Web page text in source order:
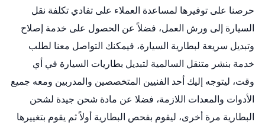
حرصنا على توفيرها لمساعدة العملاء على تفادي تكلفة نقل
السيارة إلى ورش العمل، فضلاً عن الحصول على خدمة إصلاح
وتبديل سريعة لبطارية السيارة، فيمكنك التواصل معنا لطلب
خدمة بنشر متنقل السالمية لتبديل بطاريات السيارة في أي
وقت، ليتوجه إليك أحد الفنيين المتخصصين والمدربين ومعه جميع
الأدوات والمعدات اللازمة، فضلا عن مادة شحن جيدة لشحن
البطارية مرة أخرى، ليقوم بفحص البطارية أولاً ثم يقوم بتغييرها